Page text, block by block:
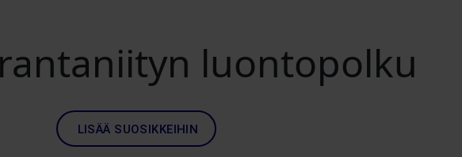
luontopolku
LISÄÄ SUOSIKKEIHIN